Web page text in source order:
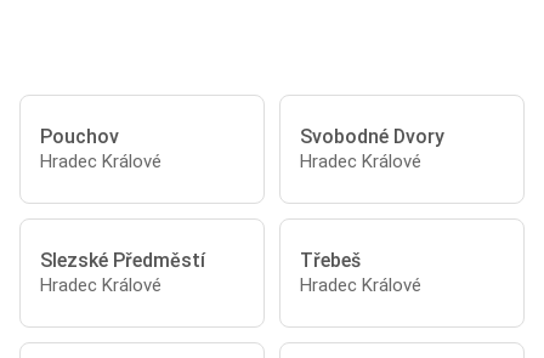
Pouchov
Hradec Králové
Svobodné Dvory
Hradec Králové
Slezské Předměstí
Hradec Králové
Třebeš
Hradec Králové